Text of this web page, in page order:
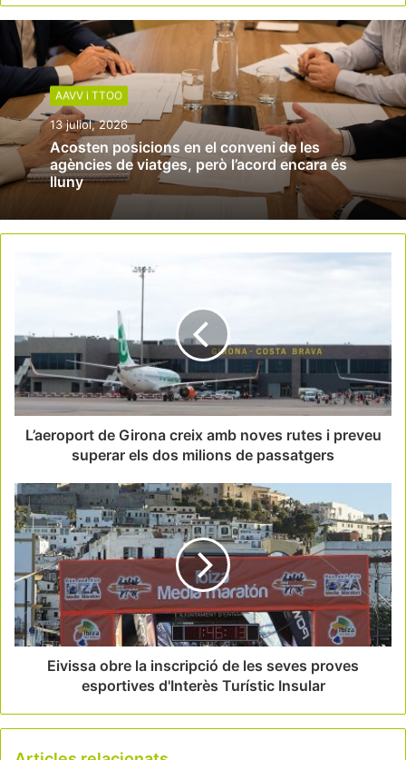
AAVV i TTOO
13 juliol, 2026
Acosten posicions en el conveni de les
agències de viatges, però l’acord encara és
lluny
L’aeroport de Girona creix amb noves rutes i preveu
superar els dos milions de passatgers
Eivissa obre la inscripció de les seves proves
esportives d'Interès Turístic Insular